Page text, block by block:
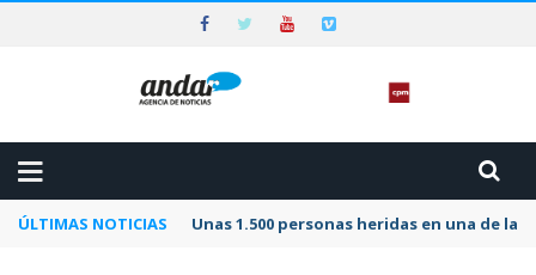
ÚLTIMAS NOTICIAS Unas 1.500 personas heridas en una de